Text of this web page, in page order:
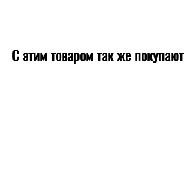
С этим товаром так же покупают